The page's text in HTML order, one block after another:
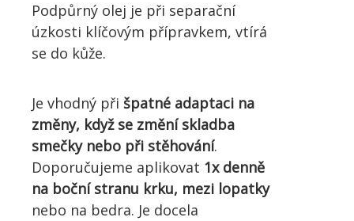
Podpůrný olej je při separační
úzkosti klíčovým přípravkem, vtírá
se do kůže.
Je vhodný při špatné adaptaci na
změny, když se změní skladba
smečky nebo při stěhování.
Doporučujeme aplikovat 1x denně
na boční stranu krku, mezi lopatky
nebo na bedra. Je docela